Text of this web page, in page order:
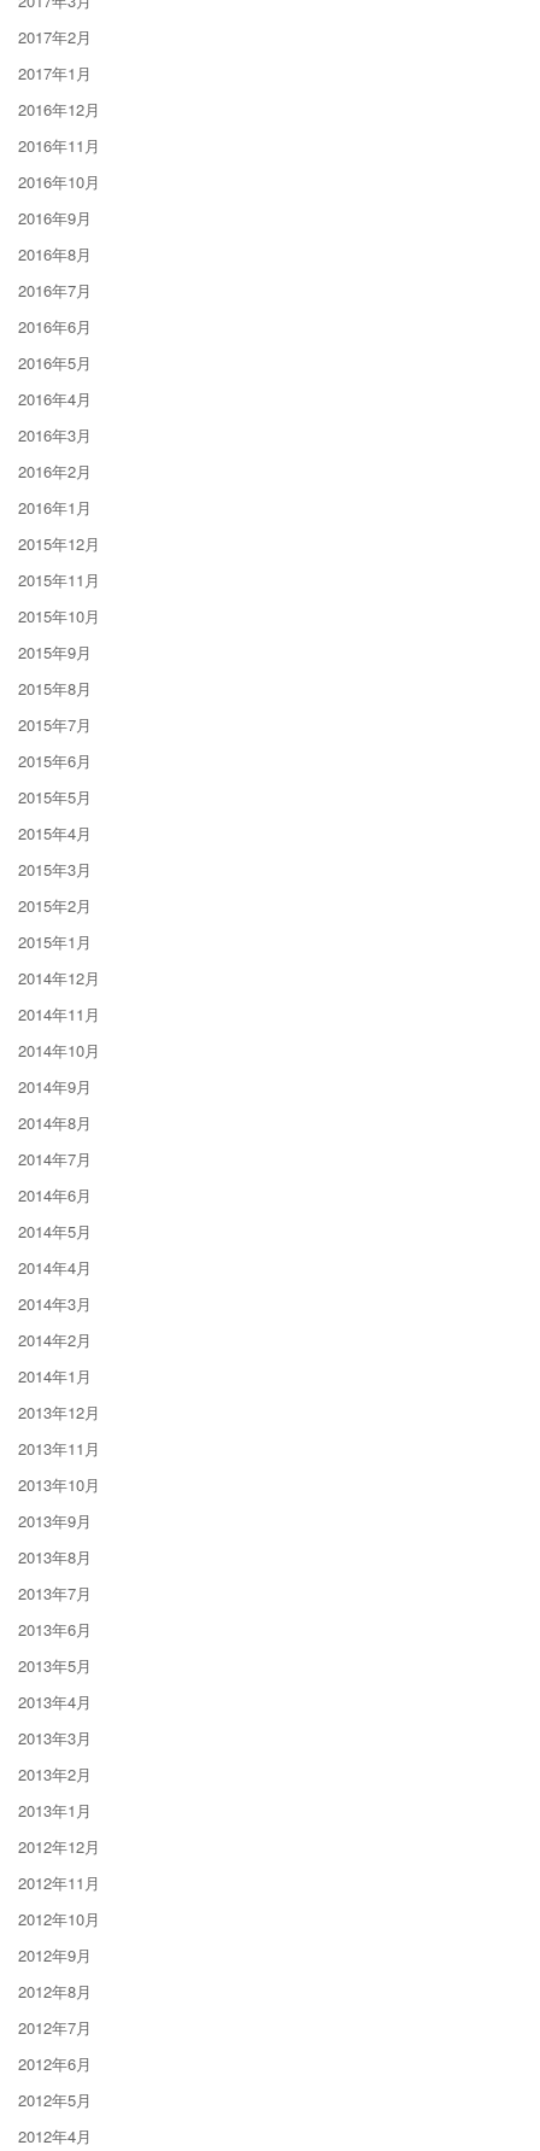
2017年2月
2017年1月
2016年12月
2016年11月
2016年10月
2016年9月
2016年8月
2016年7月
2016年6月
2016年5月
2016年4月
2016年3月
2016年2月
2016年1月
2015年12月
2015年11月
2015年10月
2015年9月
2015年8月
2015年7月
2015年6月
2015年5月
2015年4月
2015年3月
2015年2月
2015年1月
2014年12月
2014年11月
2014年10月
2014年9月
2014年8月
2014年7月
2014年6月
2014年5月
2014年4月
2014年3月
2014年2月
2014年1月
2013年12月
2013年11月
2013年10月
2013年9月
2013年8月
2013年7月
2013年6月
2013年5月
2013年4月
2013年3月
2013年2月
2013年1月
2012年12月
2012年11月
2012年10月
2012年9月
2012年8月
2012年7月
2012年6月
2012年5月
2012年4月